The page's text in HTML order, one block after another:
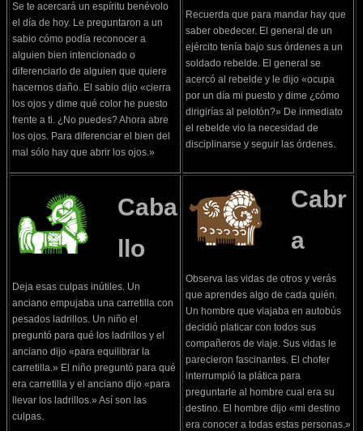
Se te acercará un espíritu benévolo
el día de hoy. Le preguntaron a un
sabio cómo podía reconocer a
alguien bien intencionado o
diferenciarlo de alguien que quiere
hacernos daño. El sabio dijo «cierra
los ojos y dime qué color he puesto
frente a ti. ¿No puedes? Ahora abre
los ojos. Para diferenciar el bien del
mal sólo hay que abrir los ojos.»
Recuerda que para mandar hay que
saber obedecer. El general de un
ejército tenía bajo sus órdenes a un
soldado rebelde. El general se
acercó al rebelde y le dijo «ocupa
por un día mi puesto y dime ¿cómo
dirigirías al pelotón?» De inmediato
el rebelde vio la necesidad de
disciplinarse y seguir las órdenes.
Caba
llo
Deja esas culpas inútiles. Un
anciano empujaba una carretilla con
pesados ladrillos. Un niño el
preguntó para qué los ladrillos y el
anciano dijo «para equilibrar la
carretilla.» El niño preguntó para qué
era carretilla y el anciano dijo «para
llevar los ladrillos.» Así son las
culpas.
Cabr
a
Observa las vidas de otros y verás
que aprendes algo de cada quién.
Un hombre que viajaba en autobús
decidió platicar con todos sus
compañeros de viaje. Sus vidas le
parecieron fascinantes. El chofer
interrumpió la plática para
preguntarle al hombre cual era su
destino. El hombre dijo «mi destino
era conocer a todas estas personas.»